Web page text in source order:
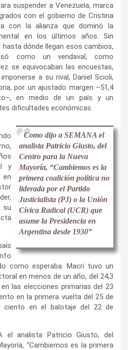
suspender a Venezuela, marca
con el gobierno de Cristina
con la alianza que dominó la
en los últimos años. Sin
hasta dónde llegan esos cambios,
como un vendaval, como
se equivocaban las encuestas,
a su rival, Daniel Scioli,
por un ajustado margen –51,4
en medio de un país y un
dificultades económicas.
Como dijo a SEMANA el
analista Patricio Giusto, del
Centro para la Nueva
Mayoría, “Cambiemos es la
primera coalición política no
liderada por el Partido
Justicialista (PJ) o la Unión
Cívica Radical (UCR) que
asume la Presidencia en
Argentina desde 1930”
y
en
su
como esperaba. Macri tuvo un
en menos de un año, del 24,3
las elecciones primarias del 23
en la primera vuelta del 25 de
ciento en el balotaje del 22 de
el analista Patricio Giusto, del
“Cambiemos es la primera